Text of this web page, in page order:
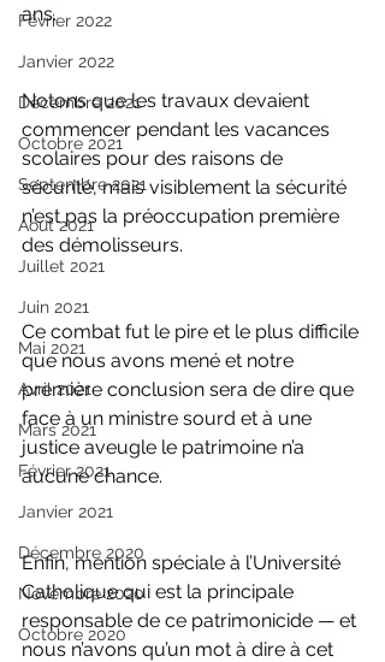
Février 2022
Janvier 2022
Décembre 2021
Octobre 2021
Septembre 2021
Aout 2021
Juillet 2021
Juin 2021
Mai 2021
Avril 2021
Mars 2021
Février 2021
Janvier 2021
Décembre 2020
Novembre 2020
Octobre 2020
ans.
Notons que les travaux devaient
commencer pendant les vacances
scolaires pour des raisons de
sécurité, mais visiblement la sécurité
n’est pas la préoccupation première
des démolisseurs.
Ce combat fut le pire et le plus difficile
que nous avons mené et notre
première conclusion sera de dire que
face à un ministre sourd et à une
justice aveugle le patrimoine n’a
aucune chance.
Enfin, mention spéciale à l’Université
Catholique qui est la principale
responsable de ce patrimonicide — et
nous n’avons qu’un mot à dire à cet